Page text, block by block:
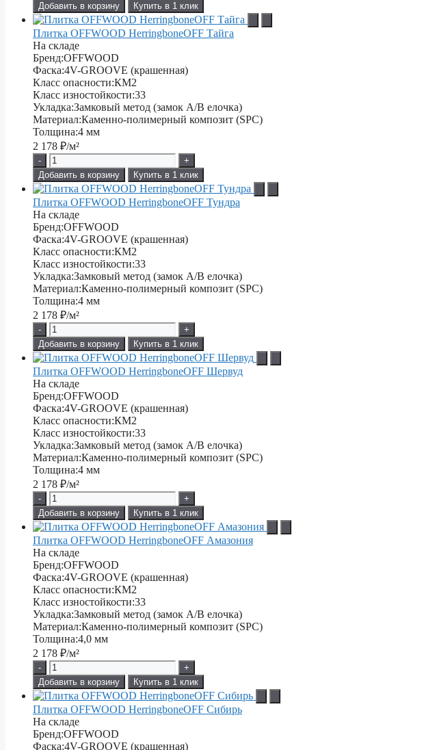
Добавить в корзину
Купить в 1 клик
Плитка OFFWOOD HerringboneOFF Тайга
На складе
Бренд:OFFWOOD
Фаска:4V-GROOVE (крашенная)
Класс опасности:КМ2
Класс изностойкости:33
Укладка:Замковый метод (замок А/В елочка)
Материал:Каменно-полимерный композит (SPC)
Толщина:4 мм
2 178 ₽/м²
-
+
Добавить в корзину
Купить в 1 клик
Плитка OFFWOOD HerringboneOFF Тундра
На складе
Бренд:OFFWOOD
Фаска:4V-GROOVE (крашенная)
Класс опасности:КМ2
Класс изностойкости:33
Укладка:Замковый метод (замок А/В елочка)
Материал:Каменно-полимерный композит (SPC)
Толщина:4 мм
2 178 ₽/м²
-
+
Добавить в корзину
Купить в 1 клик
Плитка OFFWOOD HerringboneOFF Шервуд
На складе
Бренд:OFFWOOD
Фаска:4V-GROOVE (крашенная)
Класс опасности:КМ2
Класс изностойкости:33
Укладка:Замковый метод (замок А/В елочка)
Материал:Каменно-полимерный композит (SPC)
Толщина:4 мм
2 178 ₽/м²
-
+
Добавить в корзину
Купить в 1 клик
Плитка OFFWOOD HerringboneOFF Амазония
На складе
Бренд:OFFWOOD
Фаска:4V-GROOVE (крашенная)
Класс опасности:КМ2
Класс изностойкости:33
Укладка:Замковый метод (замок A/B елочка)
Материал:Каменно-полимерный композит (SPC)
Толщина:4,0 мм
2 178 ₽/м²
-
+
Добавить в корзину
Купить в 1 клик
Плитка OFFWOOD HerringboneOFF Сибирь
На складе
Бренд:OFFWOOD
Фаска:4V-GROOVE (крашенная)